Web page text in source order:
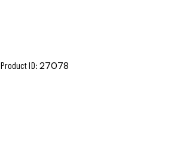
Product ID: 27078